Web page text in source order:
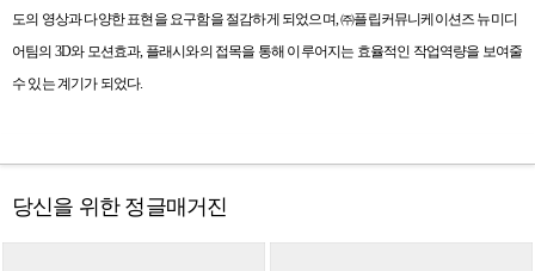
도의 영상과 다양한 표현을 요구함을 절감하게 되었으며,㈜플립커뮤니케이션즈 뉴미디
어팀의 3D와 모션효과, 플래시와의 접목을 통해 이루어지는 효율적인 작업역량을 보여줄
수 있는 계기가 되었다.
당신을 위한 정글매거진